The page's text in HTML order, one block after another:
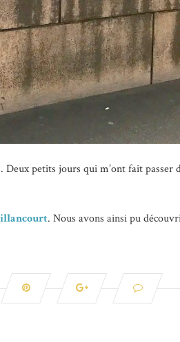
petits jours qui m’ont fait
. Nous avons ainsi pu